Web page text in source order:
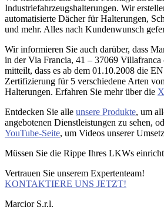
Industriefahrzeugshalterungen. Wir
automatisierte Dächer für Halterungen,
und mehr. Alles nach Kundenwunsch
Wir informieren Sie auch darüber, dass
in der Via Francia, 41 – 37069 Villafranca
mitteilt, dass es ab dem 01.10.2008 die
Zertifizierung für 5 verschiedene Arten
Halterungen. Erfahren Sie mehr über die
Entdecken Sie alle unsere Produkte, um
angebotenen Dienstleistungen zu sehen,
YouTube-Seite, um Videos unserer
Müssen Sie die Rippe Ihres LKWs
Vertrauen Sie unserem Expertenteam!
KONTAKTIERE UNS JETZT!
Marcior S.r.l.